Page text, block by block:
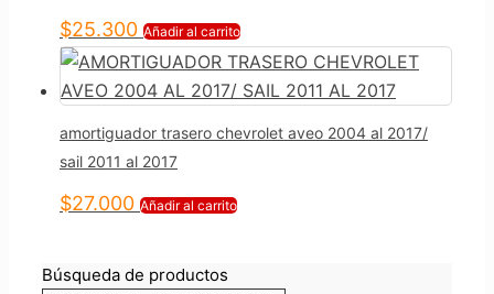
$25.300 Añadir al carrito
amortiguador trasero chevrolet aveo 2004 al 2017/
sail 2011 al 2017
$27.000 Añadir al carrito
Búsqueda de productos